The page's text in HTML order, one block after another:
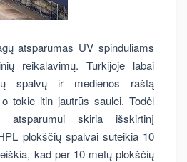
atsparumas UV spinduliams
reikalavimų. Turkijoje labai
spalvų ir medienos raštą
tokie itin jautrūs saulei. Todėl
atsparumui skiria išskirtinį
plokščių spalvai suteikia 10
kad per 10 metų plokščių